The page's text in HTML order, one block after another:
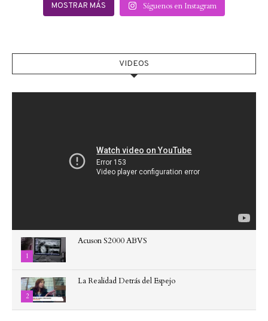
MOSTRAR MÁS Síguenos en Instagram
VIDEOS
1
Acuson S2000 ABVS
2
La Realidad Detrás del Espejo